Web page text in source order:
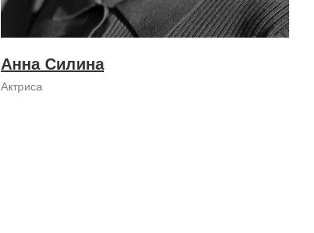
Анна Силина
Актриса